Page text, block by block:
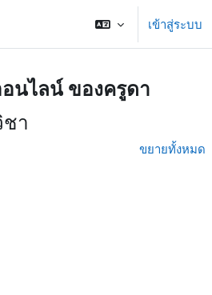
เข้าสู่ระบบ
อนไลน์ ของครูดา
า
ขยายทั้งหมด